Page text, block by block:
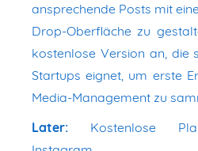
ansprechende Posts mit
Drop-Oberfläche zu
kostenlose Version an, die
Startups eignet, um erste
Media-Management zu
Later: Kostenlose